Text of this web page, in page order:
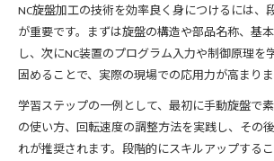
NC旋盤加工の技術を効率良く身につけるには、
が重要です。まずは旋盤の構造や部品名称、基
し、次にNC装置のプログラム入力や制御原理を
固めることで、実際の現場での応用力が高まりま
学習ステップの一例として、最初に手動旋盤で
の使い方、回転速度の調整方法を実践し、その
れが推奨されます。段階的にスキルアップする